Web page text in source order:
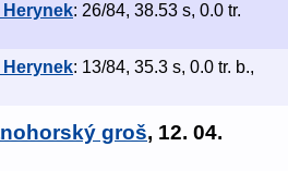
Herynek: 26/84, 38.53 s, 0.0 tr.
Herynek: 13/84, 35.3 s, 0.0 tr. b.,
groš, 12. 04.